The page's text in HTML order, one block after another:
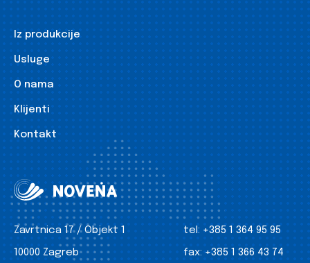
Iz produkcije
Usluge
O nama
Klijenti
Kontakt
Zavrtnica 17 / Objekt 1
10000 Zagreb
tel: +385 1 364 95 95
fax: +385 1 366 43 74